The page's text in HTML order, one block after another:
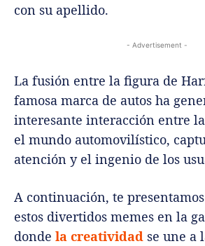
con su apellido.
- Advertisement -
La fusión entre la figura de
famosa marca de autos ha
interesante interacción entre
el mundo automovilístico,
atención y el ingenio de los
A continuación, te
estos divertidos memes en la
donde la creatividad se une a